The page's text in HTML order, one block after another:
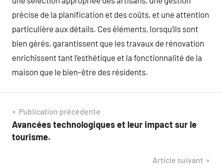
précise de la planification et des coûts, et une attention
particulière aux détails. Ces éléments, lorsqu’ils sont
bien gérés, garantissent que les travaux de rénovation
enrichissent tant l’esthétique et la fonctionnalité de la
maison que le bien-être des résidents.
Navigation
de
Publication précédente
Avancées technologiques et leur impact sur le
tourisme.
Article suivant